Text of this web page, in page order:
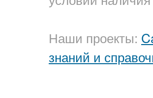
Наши проекты:
знаний и